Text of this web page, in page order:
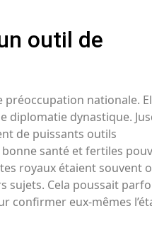
outil de
préoccupation nationale.
dynastique.
de puissants outils
santé et fertiles
royaux étaient souvent
sujets. Cela poussait
confirmer eux-mêmes